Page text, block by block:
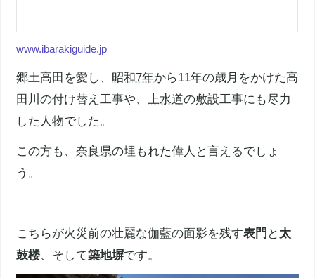
www.ibarakiguide.jp
郷土高田を愛し、 昭和7年から11年の歳月をかけた高
田川の付け替え工事や、上水道の敷設工事にも尽力
した人物でした。
この方も、奈良県の埋もれた偉人と言えるでしょ
う。
こちらが火災前の壮麗な伽藍の面影を残す表門 と 太
鼓楼、そして築地塀です。